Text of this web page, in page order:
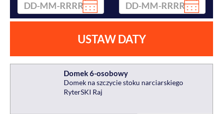
USTAW DATY
Domek 6-osobowy
Domek na szczycie stoku narciarskiego
RyterSKI Raj